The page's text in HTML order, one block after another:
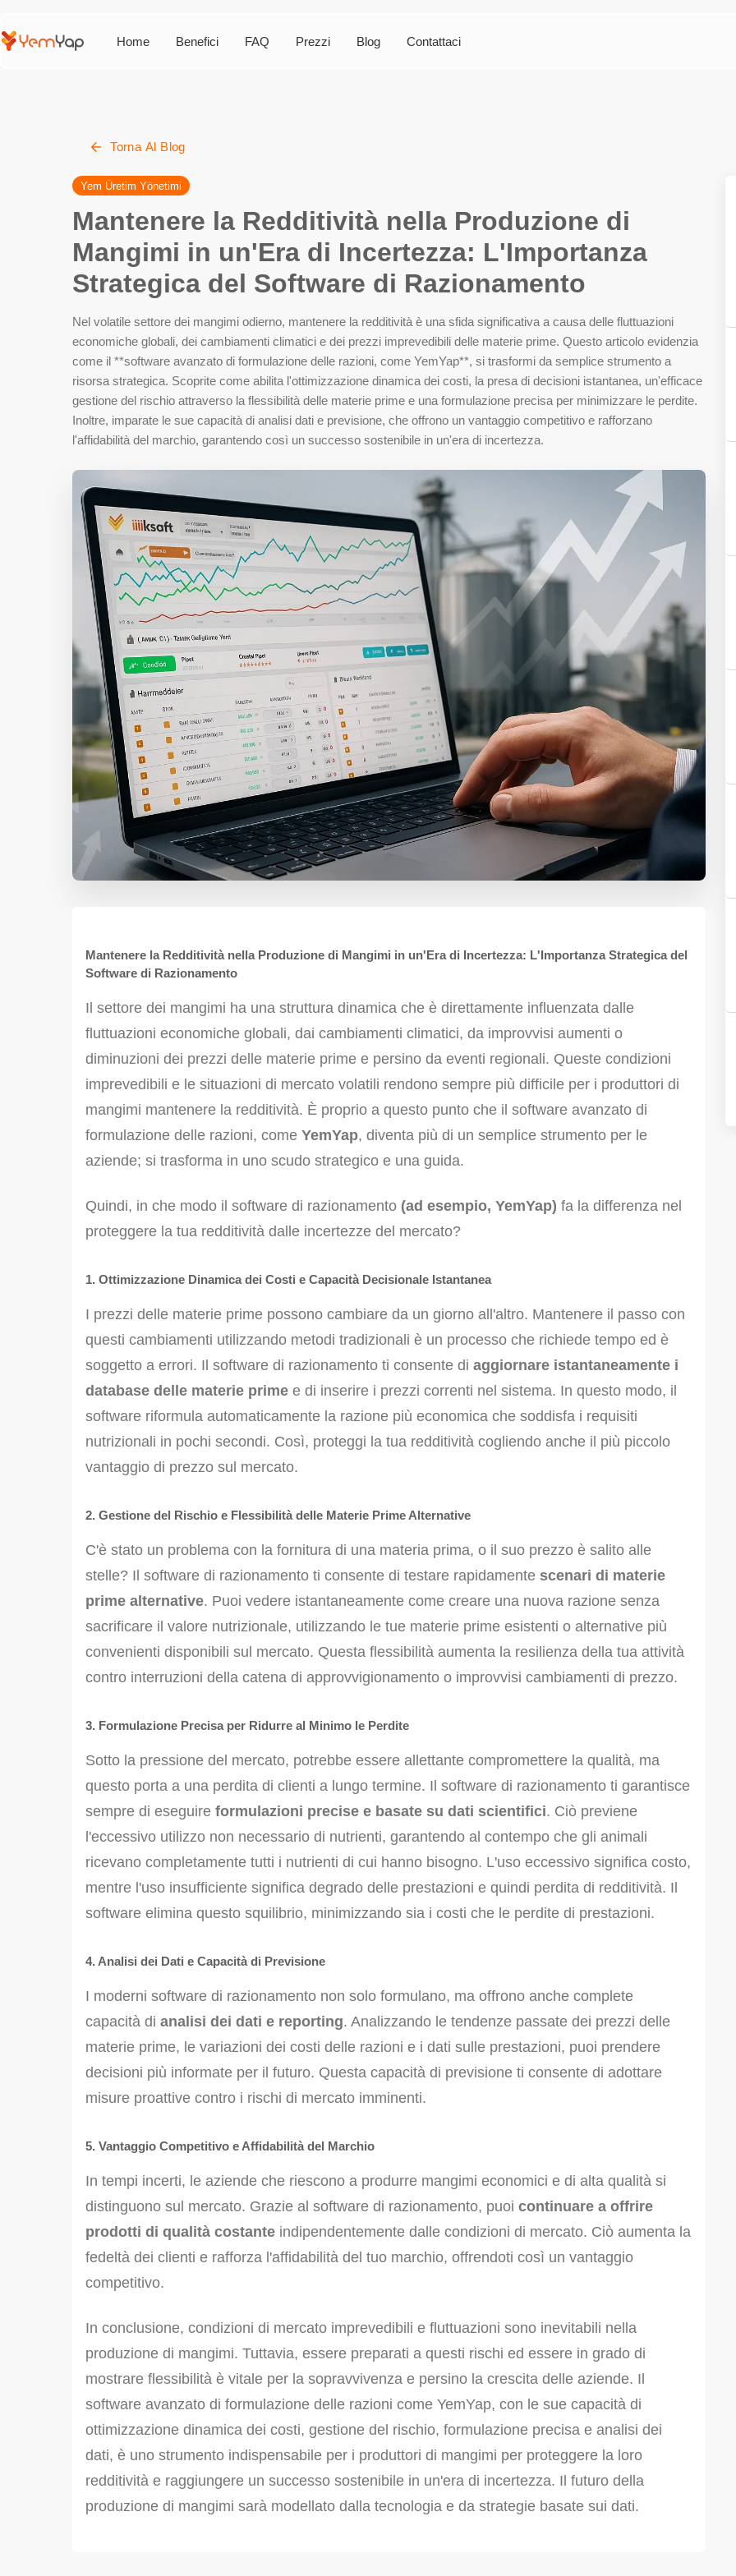
Home Benefici FAQ Prezzi Blog Contattaci
Torna Al Blog
Yem Üretim Yönetimi
Mantenere la Redditività nella Produzione di
Mangimi in un'Era di Incertezza: L'Importanza
Strategica del Software di Razionamento
Nel volatile settore dei mangimi odierno, mantenere la redditività è una sfida significativa a causa delle fluttuazioni
economiche globali, dei cambiamenti climatici e dei prezzi imprevedibili delle materie prime. Questo articolo evidenzia
come il **software avanzato di formulazione delle razioni, come YemYap**, si trasformi da semplice strumento a
risorsa strategica. Scoprite come abilita l'ottimizzazione dinamica dei costi, la presa di decisioni istantanea, un'efficace
gestione del rischio attraverso la flessibilità delle materie prime e una formulazione precisa per minimizzare le perdite.
Inoltre, imparate le sue capacità di analisi dati e previsione, che offrono un vantaggio competitivo e rafforzano
l'affidabilità del marchio, garantendo così un successo sostenibile in un'era di incertezza.
Mantenere la Redditività nella Produzione di Mangimi in un'Era di Incertezza: L'Importanza Strategica del
Software di Razionamento
Il settore dei mangimi ha una struttura dinamica che è direttamente influenzata dalle
fluttuazioni economiche globali, dai cambiamenti climatici, da improvvisi aumenti o
diminuzioni dei prezzi delle materie prime e persino da eventi regionali. Queste condizioni
imprevedibili e le situazioni di mercato volatili rendono sempre più difficile per i produttori di
mangimi mantenere la redditività. È proprio a questo punto che il software avanzato di
formulazione delle razioni, come YemYap, diventa più di un semplice strumento per le
aziende; si trasforma in uno scudo strategico e una guida.
Quindi, in che modo il software di razionamento (ad esempio, YemYap) fa la differenza nel
proteggere la tua redditività dalle incertezze del mercato?
1. Ottimizzazione Dinamica dei Costi e Capacità Decisionale Istantanea
I prezzi delle materie prime possono cambiare da un giorno all'altro. Mantenere il passo con
questi cambiamenti utilizzando metodi tradizionali è un processo che richiede tempo ed è
soggetto a errori. Il software di razionamento ti consente di aggiornare istantaneamente i
database delle materie prime e di inserire i prezzi correnti nel sistema. In questo modo, il
software riformula automaticamente la razione più economica che soddisfa i requisiti
nutrizionali in pochi secondi. Così, proteggi la tua redditività cogliendo anche il più piccolo
vantaggio di prezzo sul mercato.
2. Gestione del Rischio e Flessibilità delle Materie Prime Alternative
C'è stato un problema con la fornitura di una materia prima, o il suo prezzo è salito alle
stelle? Il software di razionamento ti consente di testare rapidamente scenari di materie
prime alternative. Puoi vedere istantaneamente come creare una nuova razione senza
sacrificare il valore nutrizionale, utilizzando le tue materie prime esistenti o alternative più
convenienti disponibili sul mercato. Questa flessibilità aumenta la resilienza della tua attività
contro interruzioni della catena di approvvigionamento o improvvisi cambiamenti di prezzo.
3. Formulazione Precisa per Ridurre al Minimo le Perdite
Sotto la pressione del mercato, potrebbe essere allettante compromettere la qualità, ma
questo porta a una perdita di clienti a lungo termine. Il software di razionamento ti garantisce
sempre di eseguire formulazioni precise e basate su dati scientifici. Ciò previene
l'eccessivo utilizzo non necessario di nutrienti, garantendo al contempo che gli animali
ricevano completamente tutti i nutrienti di cui hanno bisogno. L'uso eccessivo significa costo,
mentre l'uso insufficiente significa degrado delle prestazioni e quindi perdita di redditività. Il
software elimina questo squilibrio, minimizzando sia i costi che le perdite di prestazioni.
4. Analisi dei Dati e Capacità di Previsione
I moderni software di razionamento non solo formulano, ma offrono anche complete
capacità di analisi dei dati e reporting. Analizzando le tendenze passate dei prezzi delle
materie prime, le variazioni dei costi delle razioni e i dati sulle prestazioni, puoi prendere
decisioni più informate per il futuro. Questa capacità di previsione ti consente di adottare
misure proattive contro i rischi di mercato imminenti.
5. Vantaggio Competitivo e Affidabilità del Marchio
In tempi incerti, le aziende che riescono a produrre mangimi economici e di alta qualità si
distinguono sul mercato. Grazie al software di razionamento, puoi continuare a offrire
prodotti di qualità costante indipendentemente dalle condizioni di mercato. Ciò aumenta la
fedeltà dei clienti e rafforza l'affidabilità del tuo marchio, offrendoti così un vantaggio
competitivo.
In conclusione, condizioni di mercato imprevedibili e fluttuazioni sono inevitabili nella
produzione di mangimi. Tuttavia, essere preparati a questi rischi ed essere in grado di
mostrare flessibilità è vitale per la sopravvivenza e persino la crescita delle aziende. Il
software avanzato di formulazione delle razioni come YemYap, con le sue capacità di
ottimizzazione dinamica dei costi, gestione del rischio, formulazione precisa e analisi dei
dati, è uno strumento indispensabile per i produttori di mangimi per proteggere la loro
redditività e raggiungere un successo sostenibile in un'era di incertezza. Il futuro della
produzione di mangimi sarà modellato dalla tecnologia e da strategie basate sui dati.